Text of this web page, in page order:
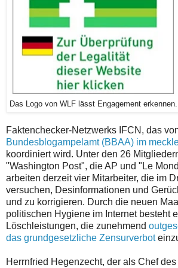
Das Logo von WLF lässt Engagement erkennen.
Faktenchecker-Netzwerks IFCN, das
Bundesblogampelamt (BBAA) im
koordiniert wird. Unter den 26
"Washington Post", die AP und "Le
arbeiten derzeit vier Mitarbeiter, die im
versuchen, Desinformationen und
und zu korrigieren. Durch die neuen
politischen Hygiene im Internet besteht
Löschleistungen, die zunehmend
das grundgesetzliche Zensurverbot
Herrnfried Hegenzecht, der als Chef des